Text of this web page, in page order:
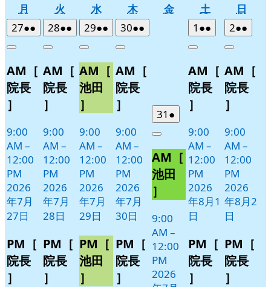
月
曜
日
火
曜
日
水水
曜
日
木木
曜
日
金金
土土
曜
日
日
曜
日
272026
年
月
27
日
●●
件
イ
ベ
ン
ト)
Close
AM［
院長
］
9:00
AM –
12:00
PM
2026
年7月
27日
PM［
院長
］
282026
年
月
28
日
●●
件
イ
ベ
ン
ト)
Close
AM［
院長
］
9:00
AM –
12:00
PM
2026
年7月
28日
PM［
院長
］
292026
年
月
29
日
●●
件
イ
ベ
ン
ト)
Close
AM［
池田
］
9:00
AM –
12:00
PM
2026
年7月
29日
PM［
池田
］
302026
年
月
30
日
●●
件
イ
ト)
Close
AM［
院長
］
9:00
AM –
12:00
PM
2026
年7月
30日
PM［
院長
］
31 2026
年
月
31
日
●
件
イ
ベ
ト)
Close
AM［
池田
］
9:00
AM –
12:00
PM
2026
1 2026
年
月
1
日
●●
件
イ
ベ
Close
AM［
院長
］
9:00
AM –
12:00
PM
2026
年8月1
日
PM［
院長
］
22026
年
月
2
日
●●
件
イ
ベ
Close
AM［
院長
］
9:00
AM –
12:00
PM
2026
年8月2
日
PM［
院長
］